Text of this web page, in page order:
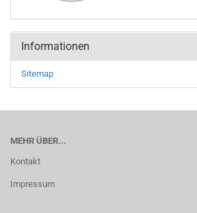
Informationen
Sitemap
MEHR ÜBER...
Kontakt
Impressum